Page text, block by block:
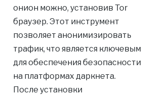
онион можно, установив Tor
браузер. Этот инструмент
позволяет анонимизировать
трафик, что является ключевым
для обеспечения безопасности
на платформах даркнета.
После установки